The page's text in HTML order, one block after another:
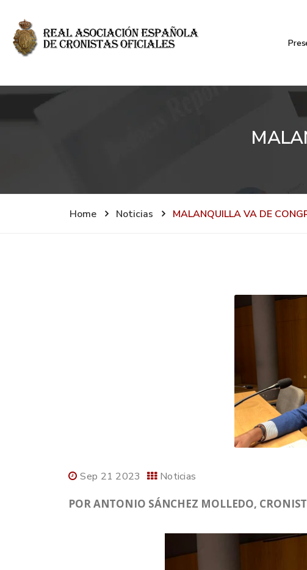
Home Noticias MALANQUILLA VA DE
Sep 21 2023 Noticias
POR ANTONIO SÁNCHEZ MOLLEDO,